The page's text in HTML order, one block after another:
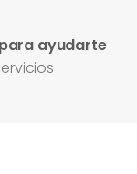
ayudarte